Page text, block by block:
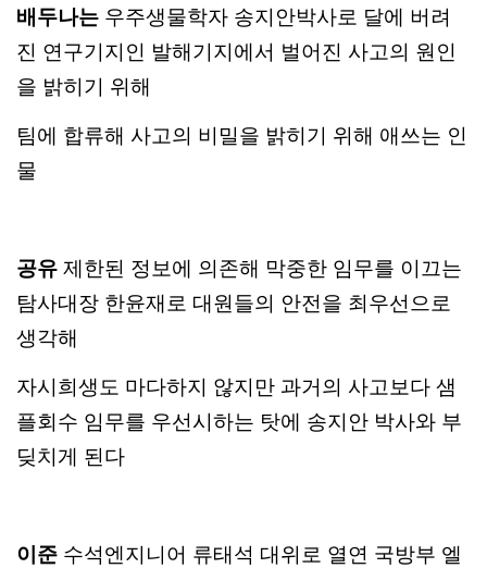
배두나는 우주생물학자 송지안박사로 달에 버려
진 연구기지인 발해기지에서 벌어진 사고의 원인
을 밝히기 위해
팀에 합류해 사고의 비밀을 밝히기 위해 애쓰는 인
물
공유제한된 정보에 의존해 막중한 임무를 이끄는
탐사대장 한윤재로 대원들의 안전을 최우선으로
생각해
자시희생도 마다하지 않지만 과거의 사고보다 샘
플회수 임무를 우선시하는 탓에 송지안 박사와 부
딪치게 된다
이준 수석엔지니어 류태석 대위로 열연 국방부 엘